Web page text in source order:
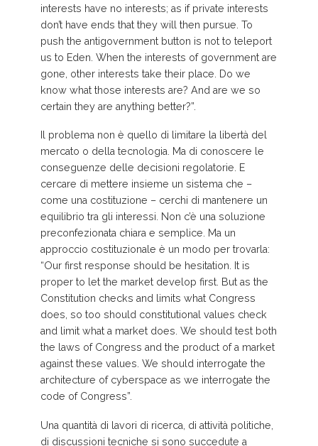
interests have no interests; as if private interests
don’t have ends that they will then pursue. To
push the antigovernment button is not to teleport
us to Eden. When the interests of government are
gone, other interests take their place. Do we
know what those interests are? And are we so
certain they are anything better?”.
Il problema non è quello di limitare la libertà del
mercato o della tecnologia. Ma di conoscere le
conseguenze delle decisioni regolatorie. E
cercare di mettere insieme un sistema che –
come una costituzione – cerchi di mantenere un
equilibrio tra gli interessi. Non c’è una soluzione
preconfezionata chiara e semplice. Ma un
approccio costituzionale è un modo per trovarla:
“Our first response should be hesitation. It is
proper to let the market develop first. But as the
Constitution checks and limits what Congress
does, so too should constitutional values check
and limit what a market does. We should test both
the laws of Congress and the product of a market
against these values. We should interrogate the
architecture of cyberspace as we interrogate the
code of Congress”.
Una quantità di lavori di ricerca, di attività politiche,
di discussioni tecniche si sono succedute a